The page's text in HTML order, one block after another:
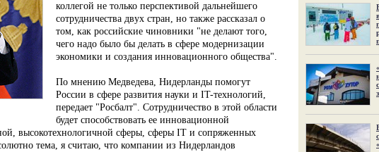
коллегой не только перспективой дальнейшего
сотрудничества двух стран, но также рассказал о
том, как российские чиновники "не делают того,
чего надо было бы делать в сфере модернизации
экономики и создания инновационного общества".
По мнению Медведева, Нидерланды помогут
России в сфере развития науки и IT-технологий,
передает "Росбалт". Сотрудничество в этой области
будет способствовать ее инновационной
высокотехнологичной сферы, сферы IT и сопряженных
тема, я считаю, что компании из Нидерландов